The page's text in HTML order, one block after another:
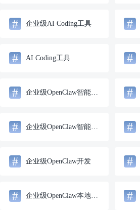
# 企业级AI Coding工具 #
# AI Coding工具 #
# 企业级OpenClaw智能体开发部署方案 #
# 企业级OpenClaw智能体开发服务 #
# 企业级OpenClaw开发 #
# 企业级OpenClaw本地化部署方案 #